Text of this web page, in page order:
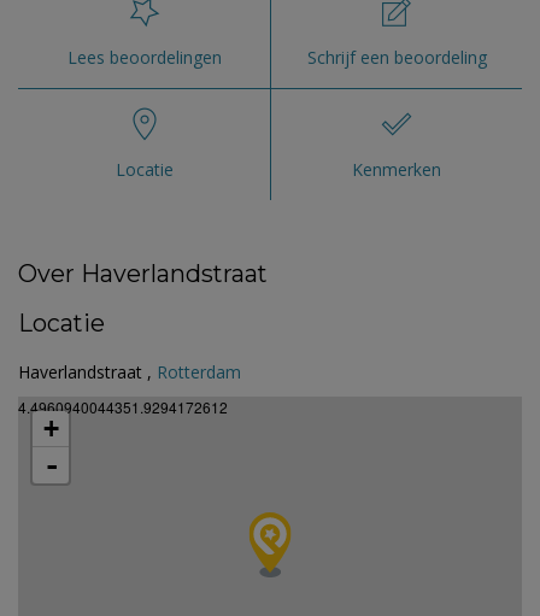
Lees beoordelingen Schrijf een beoordeling
Locatie Kenmerken
Over Haverlandstraat
Locatie
Haverlandstraat , Rotterdam
4.4960940044351.9294172612
+
-